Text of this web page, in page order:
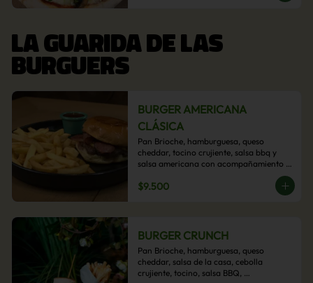
LA GUARIDA DE LAS
BURGUERS
BURGER AMERICANA
CLÁSICA
Pan Brioche, hamburguesa, queso
cheddar, tocino crujiente, salsa bbq y
salsa americana con acompañamiento
$9.500
BURGER CRUNCH
Pan Brioche, hamburguesa, queso
cheddar, salsa de la casa, cebolla
crujiente, tocino, salsa BBQ,